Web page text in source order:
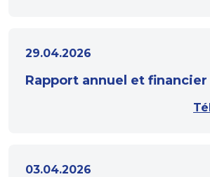
29.04.2026
Rapport annuel et financier
03.04.2026